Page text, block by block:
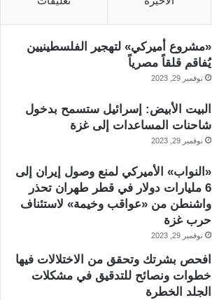
«مشروع أميركي» لتهجير الفلسطينيين
يُفاقم قلقاً مصرياً
نوفمبر 29, 2023
البيت الأبيض: إسرائيل ستسمح بدخول
شاحنات المساعدات إلى غزة
نوفمبر 29, 2023
«النواب» الأميركي لمنع وصول إيران إلى
6 مليارات دولار في قطر طهران تحذر
واشنطن من «عواقب وخيمة» لاستئناف
حرب غزة
نوفمبر 29, 2023
افحص بشرتك وتحقق من الاختلالات فيها
خطوات ونصائح للتدقيق في مشكلات
الجلد الخطرة